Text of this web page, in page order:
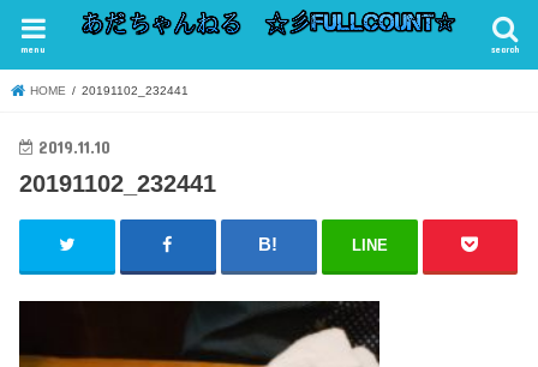
search
menu
HOME 20191102_232441
2019.11.10
20191102_232441
LINE